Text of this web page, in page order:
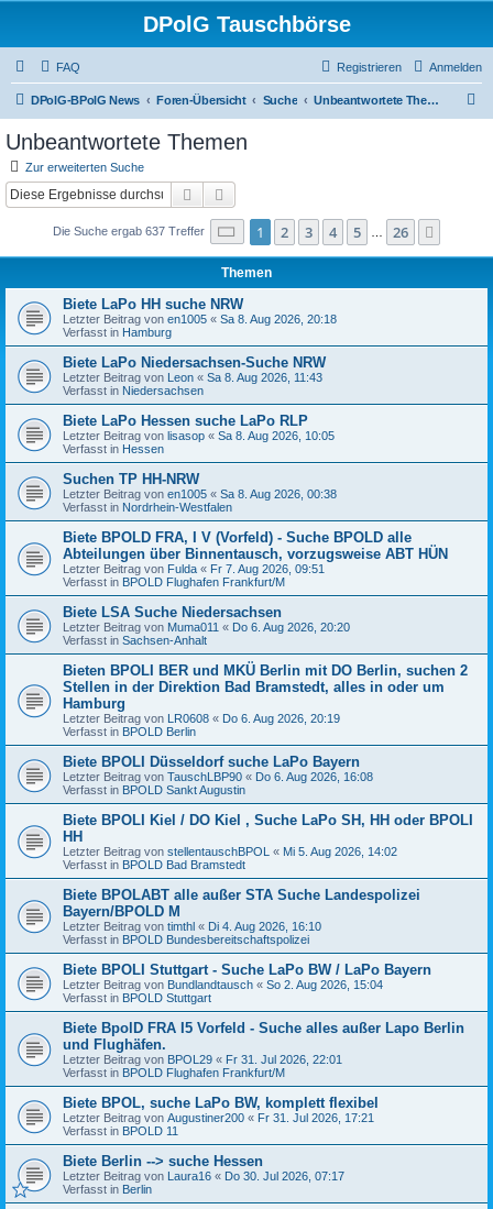
DPolG Tauschbörse
FAQ Anmelden
Registrieren
DPolG-BPolG News Foren-Übersicht Suche Unbeantwortete Themen
Unbeantwortete Themen
Zur erweiterten Suche
Suche
Die Suche ergab 637 Treffer Seite 1von 26
1 2 3 4 5 26
Themen
Biete LaPo HH suche NRW
Letzter Beitrag von en1005 « Sa 8. Aug 2026, 20:18
Verfasst in Hamburg
Biete LaPo Niedersachsen-Suche NRW
Letzter Beitrag von Leon « Sa 8. Aug 2026, 11:43
Verfasst in Niedersachsen
Biete LaPo Hessen suche LaPo RLP
Letzter Beitrag von lisasop « Sa 8. Aug 2026, 10:05
Verfasst in Hessen
Suchen TP HH-NRW
Letzter Beitrag von en1005 « Sa 8. Aug 2026, 00:38
Verfasst in Nordrhein-Westfalen
Biete BPOLD FRA, I V (Vorfeld) - Suche BPOLD alle
Abteilungen über Binnentausch, vorzugsweise ABT HÜN
Letzter Beitrag von Fulda « Fr 7. Aug 2026, 09:51
Verfasst in BPOLD Flughafen Frankfurt/M
Biete LSA Suche Niedersachsen
Letzter Beitrag von Muma011 « Do 6. Aug 2026, 20:20
Verfasst in Sachsen-Anhalt
Bieten BPOLI BER und MKÜ Berlin mit DO Berlin, suchen 2
Stellen in der Direktion Bad Bramstedt, alles in oder um
Hamburg
Letzter Beitrag von LR0608 « Do 6. Aug 2026, 20:19
Verfasst in BPOLD Berlin
Biete BPOLI Düsseldorf suche LaPo Bayern
Letzter Beitrag von TauschLBP90 « Do 6. Aug 2026, 16:08
Verfasst in BPOLD Sankt Augustin
Biete BPOLI Kiel / DO Kiel , Suche LaPo SH, HH oder BPOLI
HH
Letzter Beitrag von stellentauschBPOL « Mi 5. Aug 2026, 14:02
Verfasst in BPOLD Bad Bramstedt
Biete BPOLABT alle außer STA Suche Landespolizei
Bayern/BPOLD M
Letzter Beitrag von timthl « Di 4. Aug 2026, 16:10
Verfasst in BPOLD Bundesbereitschaftspolizei
Biete BPOLI Stuttgart - Suche LaPo BW / LaPo Bayern
Letzter Beitrag von Bundlandtausch « So 2. Aug 2026, 15:04
Verfasst in BPOLD Stuttgart
Biete BpolD FRA I5 Vorfeld - Suche alles außer Lapo Berlin
und Flughäfen.
Letzter Beitrag von BPOL29 « Fr 31. Jul 2026, 22:01
Verfasst in BPOLD Flughafen Frankfurt/M
Biete BPOL, suche LaPo BW, komplett flexibel
Letzter Beitrag von Augustiner200 « Fr 31. Jul 2026, 17:21
Verfasst in BPOLD 11
Biete Berlin --> suche Hessen
Letzter Beitrag von Laura16 « Do 30. Jul 2026, 07:17
Verfasst in Berlin